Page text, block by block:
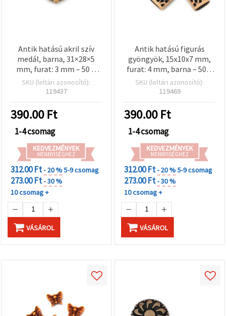
Antik hatású akril szív
medál, barna, 31×28×5
mm, furat: 3 mm – 50 g
(~22 db)
SKU (leltári azonosító):
119437
390.00 Ft
1-4 csomag
KEDVEZMÉNYEK
MENNYISÉGHEZ
312.00 Ft- 20 %5-9 csomag
273.00 Ft- 30 %
10 csomag +
VÁSÁROL
Antik hatású figurás
gyöngyök, 15x10x7 mm,
furat: 4 mm, barna – 50 g
(~117 db)
SKU (leltári azonosító):
119469
390.00 Ft
1-4 csomag
KEDVEZMÉNYEK
MENNYISÉGHEZ
312.00 Ft- 20 %5-9 csomag
273.00 Ft- 30 %
10 csomag +
VÁSÁROL